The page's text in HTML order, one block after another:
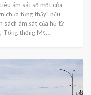
ám sát số một của
chưa từng thấy" nếu
sách ám sát của họ từ
Tổng thống Mỹ…